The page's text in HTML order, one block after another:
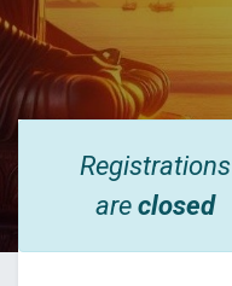
Registrations
areclosed